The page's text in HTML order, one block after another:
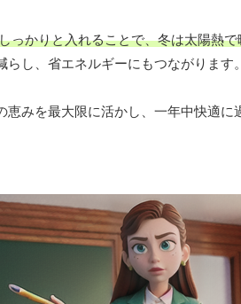
っかりと入れることで、冬は太陽熱
し、省エネルギーにもつながります。
みを最大限に活かし、一年中快適に